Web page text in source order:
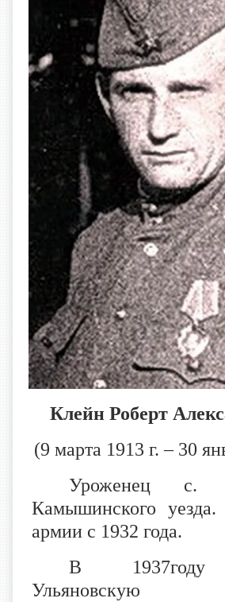
Клейн Роберт
(9 марта 1913 г. – 30
Уроженец с.
Камышинского
армии с 1932 года.
В 1937году
Ульяновскую